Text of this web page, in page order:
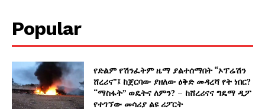
Popular
የድልም የሽንፈትም ዜማ ያልተሰማበት “ኦፕሬሽን
ሸረሪና”፤ ከጀርባው ያዘለው ዕቅድ መዳረሻ የት ነበር?
“ማስፋት” ወዴትና ለምን? – ከሸረሪናና ግዴማ ዲፖ
የተገኘው መሳሪያ ልዩ ሪፖርት